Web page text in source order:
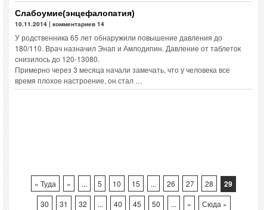
Слабоумие(энцефалопатия)
10.11.2014 | комментариев 14
У родственника 65 лет обнаружили повышение давления до
180/110. Врач назначил Энап и Амлодипин. Давление от таблеток
снизилось до 120-13080.
Примерно через 3 месяца начали замечать, что у человека все
время плохое настроение, он стал …
« Туда « ... 5 10 15 ... 26 27 28 29
30 31 32 ... 40 45 50 ... » Сюда »